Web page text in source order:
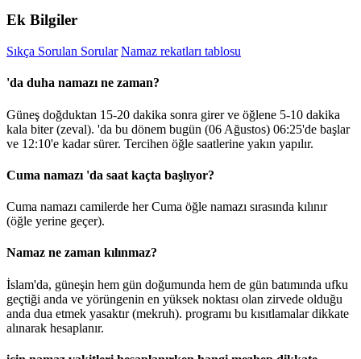
Ek Bilgiler
Sıkça Sorulan Sorular Namaz rekatları tablosu
'da duha namazı ne zaman?
Güneş doğduktan 15-20 dakika sonra girer ve öğlene 5-10 dakika
kala biter (zeval). 'da bu dönem bugün (06 Ağustos) 06:25'de başlar
ve 12:10'e kadar sürer. Tercihen öğle saatlerine yakın yapılır.
Cuma namazı 'da saat kaçta başlıyor?
Cuma namazı camilerde her Cuma öğle namazı sırasında kılınır
(öğle yerine geçer).
Namaz ne zaman kılınmaz?
İslam'da, güneşin hem gün doğumunda hem de gün batımında ufku
geçtiği anda ve yörüngenin en yüksek noktası olan zirvede olduğu
anda dua etmek yasaktır (mekruh). programı bu kısıtlamalar dikkate
alınarak hesaplanır.